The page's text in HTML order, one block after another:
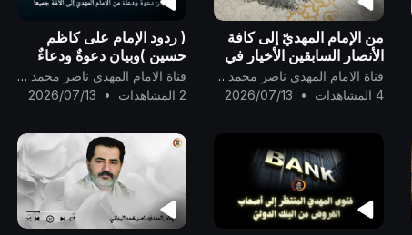
من الإمام المهديّ إلى كافة
الأنصار السابقين الأخيار في
عصر الحوار من قبل الظهور
..
قناة الامام المهدي ناصر محمد اليماني
4 المشاهدات
•
2026/07/13
( ردود الإمام على كاظم
حسين )وبيان دعوةٌ ودعاءٌ
من الإمام المهديّ إلى الأمَّة
جميعاً ..
قناة الامام المهدي ناصر محمد اليماني
2 المشاهدات
•
2026/07/13